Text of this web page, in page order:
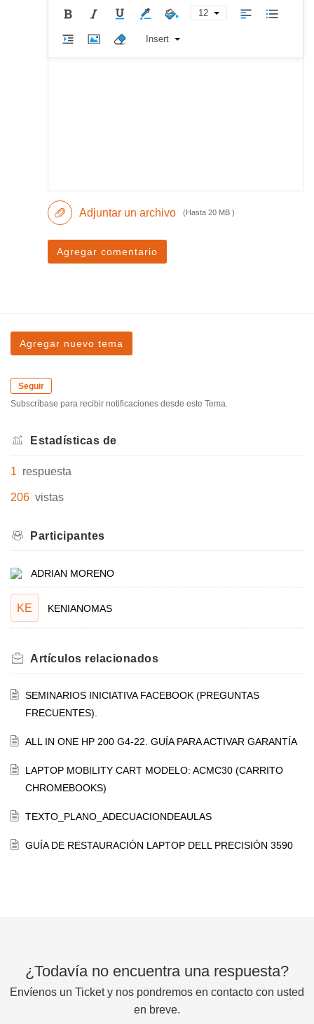
12
Insert
Adjuntar un archivo (Hasta 20 MB )
Agregar comentario
Agregar nuevo tema
Seguir
Subscríbase para recibir notificaciones desde este Tema.
Estadísticas de
1 respuesta
206 vistas
Participantes
ADRIAN MORENO
KE KENIANOMAS
Artículos relacionados
SEMINARIOS INICIATIVA FACEBOOK (PREGUNTAS
FRECUENTES).
ALL IN ONE HP 200 G4-22. GUÍA PARA ACTIVAR GARANTÍA
LAPTOP MOBILITY CART MODELO: ACMC30 (CARRITO
CHROMEBOOKS)
TEXTO_PLANO_ADECUACIONDEAULAS
GUÍA DE RESTAURACIÓN LAPTOP DELL PRECISIÓN 3590
¿Todavía no encuentra una respuesta?
Envíenos un Ticket y nos pondremos en contacto con usted
en breve.